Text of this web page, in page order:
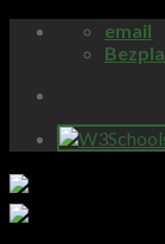
Skip
email